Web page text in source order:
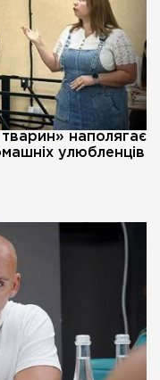
наполягає
улюбленців